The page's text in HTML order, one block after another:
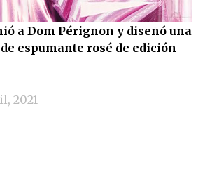
a Dom Pérignon y diseñó una
espumante rosé de edición
2021